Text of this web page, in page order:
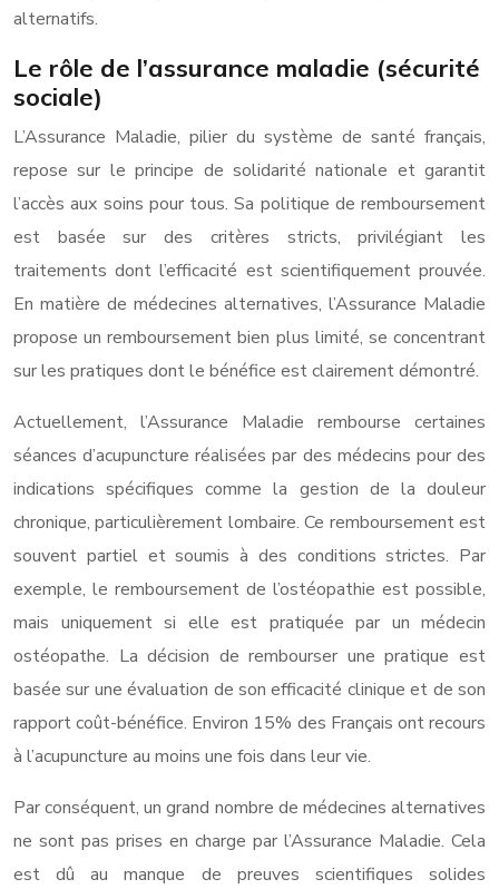
alternatifs.
Le rôle de l’assurance maladie (sécurité
sociale)
L’Assurance Maladie, pilier du système de santé français,
repose sur le principe de solidarité nationale et garantit
l’accès aux soins pour tous. Sa politique de remboursement
est basée sur des critères stricts, privilégiant les
traitements dont l’efficacité est scientifiquement prouvée.
En matière de médecines alternatives, l’Assurance Maladie
propose un remboursement bien plus limité, se concentrant
sur les pratiques dont le bénéfice est clairement démontré.
Actuellement, l’Assurance Maladie rembourse certaines
séances d’acupuncture réalisées par des médecins pour des
indications spécifiques comme la gestion de la douleur
chronique, particulièrement lombaire. Ce remboursement est
souvent partiel et soumis à des conditions strictes. Par
exemple, le remboursement de l’ostéopathie est possible,
mais uniquement si elle est pratiquée par un médecin
ostéopathe. La décision de rembourser une pratique est
basée sur une évaluation de son efficacité clinique et de son
rapport coût-bénéfice. Environ 15% des Français ont recours
à l’acupuncture au moins une fois dans leur vie.
Par conséquent, un grand nombre de médecines alternatives
ne sont pas prises en charge par l’Assurance Maladie. Cela
est dû au manque de preuves scientifiques solides